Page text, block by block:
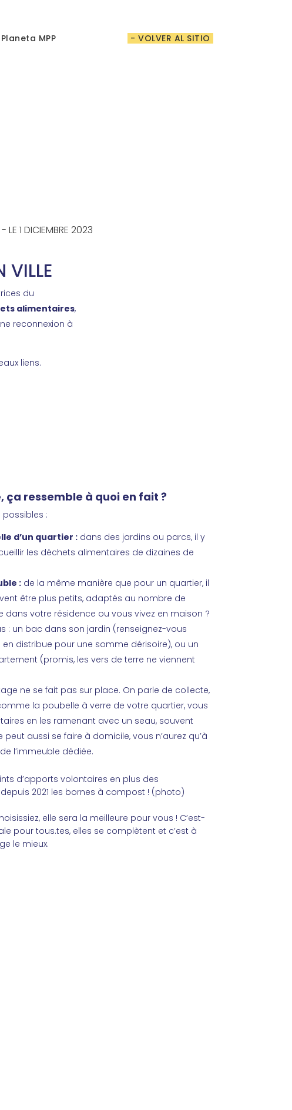
Planeta MPP - VOLVER AL SITIO
- LE 1 DICIEMBRE 2023
VILLE
du
alimentaires,
reconnexion à
liens.
ça ressemble à quoi en fait ?
:
d’un quartier : dans des jardins ou parcs, il y
les déchets alimentaires de dizaines de
: de la même manière que pour un quartier, il
être plus petits, adaptés au nombre de
dans votre résidence ou vous vivez en maison ?
: un bac dans son jardin (renseignez-vous
distribue pour une somme dérisoire), ou un
(promis, les vers de terre ne viennent
ne se fait pas sur place. On parle de collecte,
la poubelle à verre de votre quartier, vous
en les ramenant avec un seau, souvent
aussi se faire à domicile, vous n’aurez qu’à
l’immeuble dédiée.
d’apports volontaires en plus des
2021 les bornes à compost ! (photo)
elle sera la meilleure pour vous ! C’est-
pour tous.tes, elles se complètent et c’est à
le mieux.